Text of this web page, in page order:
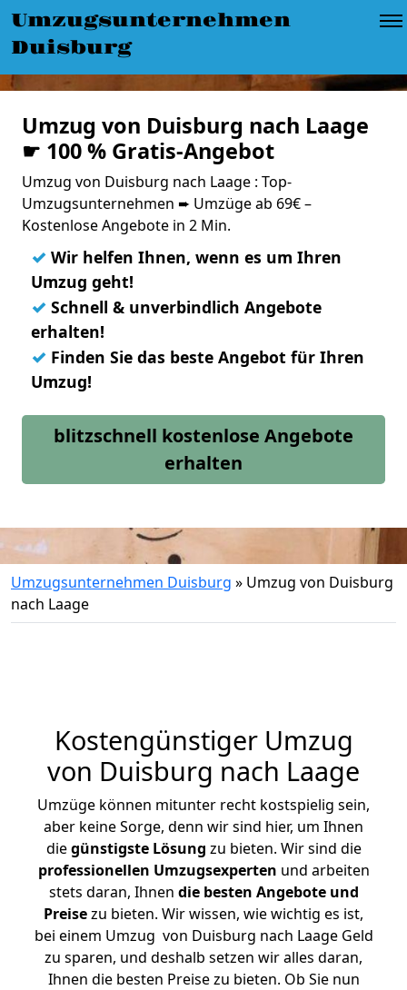
Umzugsunternehmen
Duisburg
Umzug von Duisburg nach Laage
☛ 100 % Gratis-Angebot
Umzug von Duisburg nach Laage : Top-
Umzugsunternehmen ➨ Umzüge ab 69€ –
Kostenlose Angebote in 2 Min.
✓ Wir helfen Ihnen, wenn es um Ihren
Umzug geht!
✓ Schnell & unverbindlich Angebote
erhalten!
✓ Finden Sie das beste Angebot für Ihren
Umzug!
blitzschnell kostenlose Angebote
erhalten
Umzugsunternehmen Duisburg » Umzug von Duisburg
nach Laage
Kostengünstiger Umzug
von Duisburg nach Laage
Umzüge können mitunter recht kostspielig sein,
aber keine Sorge, denn wir sind hier, um Ihnen
diegünstigste Lösung zu bieten. Wir sind die
professionellen Umzugsexperten und arbeiten
stets daran, Ihnen die besten Angebote und
Preisezu bieten. Wir wissen, wie wichtig es ist,
bei einem Umzug von Duisburg nach Laage Geld
zu sparen, und deshalb setzen wir alles daran,
Ihnen die besten Preise zu bieten. Ob Sie nun